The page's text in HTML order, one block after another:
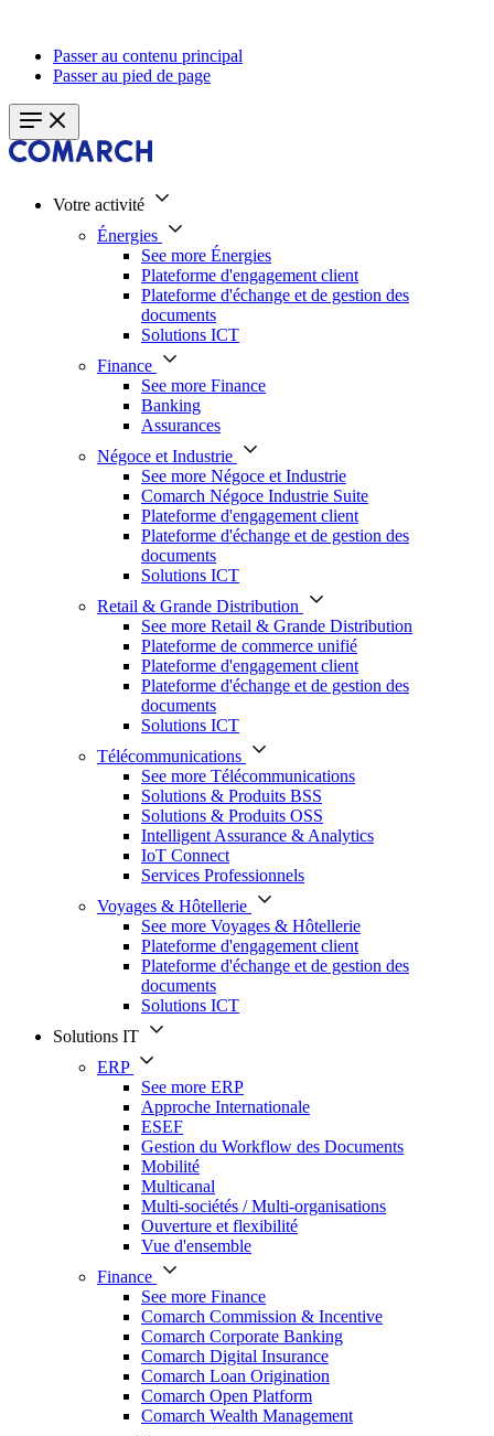
Passer au contenu principal
Passer au pied de page
Votre activité
Énergies
See more Énergies
Plateforme d'engagement client
Plateforme d'échange et de gestion des
documents
Solutions ICT
Finance
See more Finance
Banking
Assurances
Négoce et Industrie
See more Négoce et Industrie
Comarch Négoce Industrie Suite
Plateforme d'engagement client
Plateforme d'échange et de gestion des
documents
Solutions ICT
Retail & Grande Distribution
See more Retail & Grande Distribution
Plateforme de commerce unifié
Plateforme d'engagement client
Plateforme d'échange et de gestion des
documents
Solutions ICT
Télécommunications
See more Télécommunications
Solutions & Produits BSS
Solutions & Produits OSS
Intelligent Assurance & Analytics
IoT Connect
Services Professionnels
Voyages & Hôtellerie
See more Voyages & Hôtellerie
Plateforme d'engagement client
Plateforme d'échange et de gestion des
documents
Solutions ICT
Solutions IT
ERP
See more ERP
Approche Internationale
ESEF
Gestion du Workflow des Documents
Mobilité
Multicanal
Multi-sociétés / Multi-organisations
Ouverture et flexibilité
Vue d'ensemble
Finance
See more Finance
Comarch Commission & Incentive
Comarch Corporate Banking
Comarch Digital Insurance
Comarch Loan Origination
Comarch Open Platform
Comarch Wealth Management